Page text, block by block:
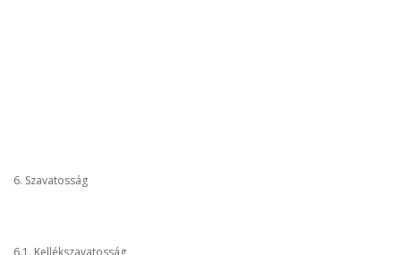
6. Szavatosság
6.1. Kellékszavatosság